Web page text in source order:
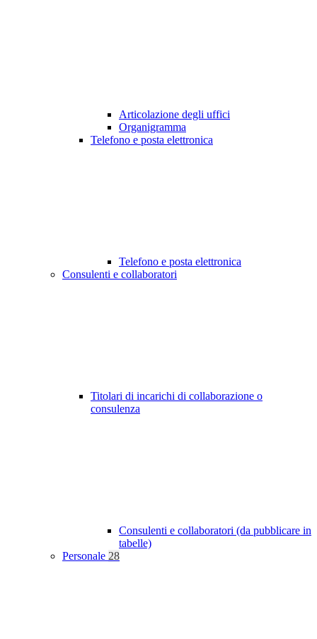
Articolazione degli uffici
Organigramma
Telefono e posta elettronica
Telefono e posta elettronica
Consulenti e collaboratori
Titolari di incarichi di collaborazione o
consulenza
Consulenti e collaboratori (da pubblicare in
tabelle)
Personale 28